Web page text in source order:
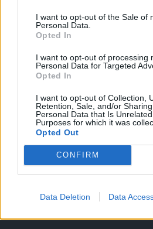
I want to opt-out of the Sale of
Personal Data.
Opted In
I want to opt-out of processing
Personal Data for Targeted
Opted In
I want to opt-out of Collection,
Retention, Sale, and/or
Personal Data that Is
Purposes for which it was
Opted Out
CONFIRM
Data Deletion Data
NOVINKY
Obděnice
6. 8. 2026
podmínky. Horší